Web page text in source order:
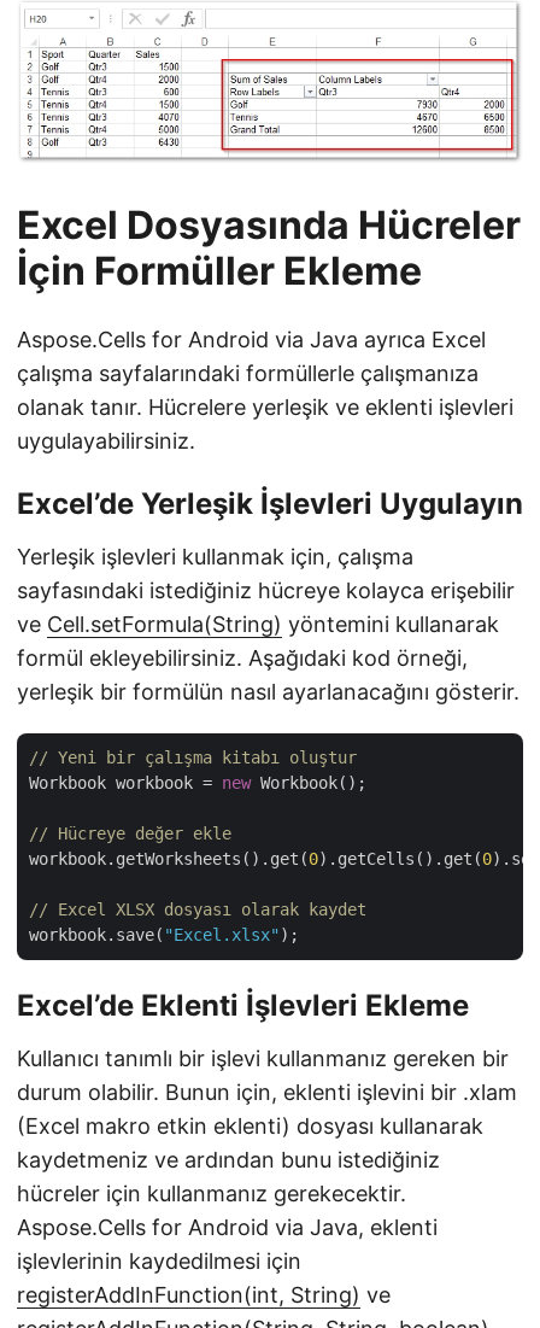
Excel Dosyasında Hücreler
İçin Formüller Ekleme
Aspose.Cells for Android via Java ayrıca Excel
çalışma sayfalarındaki formüllerle çalışmanıza
olanak tanır. Hücrelere yerleşik ve eklenti işlevleri
uygulayabilirsiniz.
Excel’de Yerleşik İşlevleri Uygulayın
Yerleşik işlevleri kullanmak için, çalışma
sayfasındaki istediğiniz hücreye kolayca erişebilir
ve Cell.setFormula(String) yöntemini kullanarak
formül ekleyebilirsiniz. Aşağıdaki kod örneği,
yerleşik bir formülün nasıl ayarlanacağını gösterir.
// Yeni bir çalışma kitabı oluştur
Workbook workbook = new Workbook();
// Hücreye değer ekle
workbook.getWorksheets().get(0).getCells().get(0
// Excel XLSX dosyası olarak kaydet
workbook.save( "Excel.xlsx"
Excel’de Eklenti İşlevleri Ekleme
Kullanıcı tanımlı bir işlevi kullanmanız gereken bir
durum olabilir. Bunun için, eklenti işlevini bir .xlam
(Excel makro etkin eklenti) dosyası kullanarak
kaydetmeniz ve ardından bunu istediğiniz
hücreler için kullanmanız gerekecektir.
Aspose.Cells for Android via Java, eklenti
işlevlerinin kaydedilmesi için
registerAddInFunction(int, String) ve